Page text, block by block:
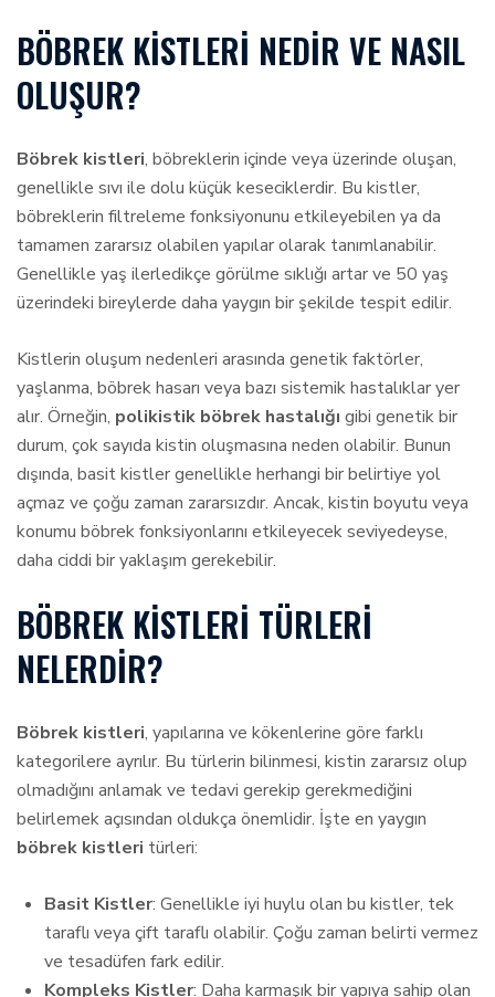
BÖBREK KISTLERI NEDIR VE NASIL
OLUŞUR?
Böbrek kistleri, böbreklerin içinde veya üzerinde oluşan,
genellikle sıvı ile dolu küçük keseciklerdir. Bu kistler,
böbreklerin filtreleme fonksiyonunu etkileyebilen ya da
tamamen zararsız olabilen yapılar olarak tanımlanabilir.
Genellikle yaş ilerledikçe görülme sıklığı artar ve 50 yaş
üzerindeki bireylerde daha yaygın bir şekilde tespit edilir.
Kistlerin oluşum nedenleri arasında genetik faktörler,
yaşlanma, böbrek hasarı veya bazı sistemik hastalıklar yer
alır. Örneğin, polikistik böbrek hastalığı gibi genetik bir
durum, çok sayıda kistin oluşmasına neden olabilir. Bunun
dışında, basit kistler genellikle herhangi bir belirtiye yol
açmaz ve çoğu zaman zararsızdır. Ancak, kistin boyutu veya
konumu böbrek fonksiyonlarını etkileyecek seviyedeyse,
daha ciddi bir yaklaşım gerekebilir.
BÖBREK KISTLERI TÜRLERI
NELERDIR?
Böbrek kistleri, yapılarına ve kökenlerine göre farklı
kategorilere ayrılır. Bu türlerin bilinmesi, kistin zararsız olup
olmadığını anlamak ve tedavi gerekip gerekmediğini
belirlemek açısından oldukça önemlidir. İşte en yaygın
böbrek kistleri türleri:
Basit Kistler: Genellikle iyi huylu olan bu kistler, tek
taraflı veya çift taraflı olabilir. Çoğu zaman belirti vermez
ve tesadüfen fark edilir.
Kompleks Kistler: Daha karmaşık bir yapıya sahip olan